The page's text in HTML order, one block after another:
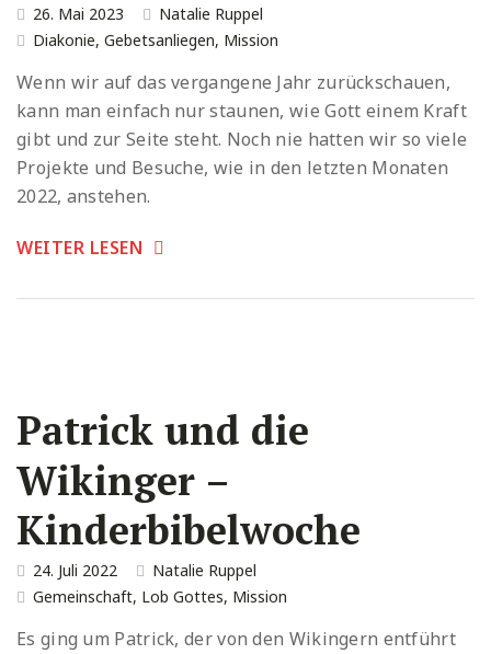
26. Mai 2023
Natalie Ruppel
Diakonie, Gebetsanliegen, Mission
Wenn wir auf das vergangene Jahr zurückschauen,
kann man einfach nur staunen, wie Gott einem Kraft
gibt und zur Seite steht. Noch nie hatten wir so viele
Projekte und Besuche, wie in den letzten Monaten
2022, anstehen.
WEITER LESEN
Patrick und die
Wikinger –
Kinderbibelwoche
24. Juli 2022
Natalie Ruppel
Gemeinschaft, Lob Gottes, Mission
Es ging um Patrick, der von den Wikingern entführt